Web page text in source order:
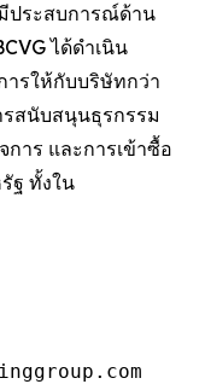
ประสบการณ์ด้าน
ได้ดำเนิน
ารให้กับบริษัทกว่า
รสนับสนุนธุรกรรม
าร และการเข้าซื้อ
ฐ ทั้งใน